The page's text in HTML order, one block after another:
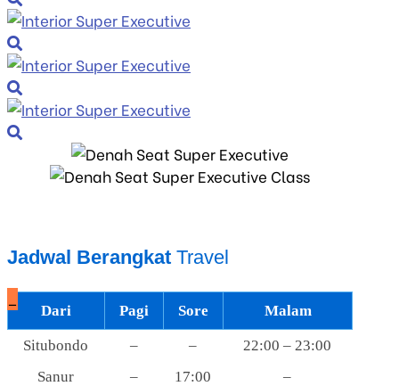
Jadwal Berangkat Travel
_
Dari Pagi Sore Malam
Situbondo – –
22:00 – 23:00
Sanur
– 17:00 –